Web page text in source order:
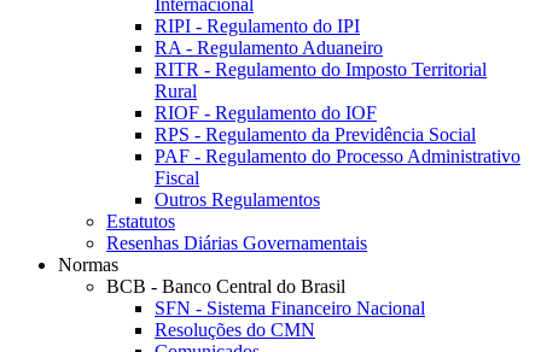
RIPI - Regulamento do IPI
RA - Regulamento Aduaneiro
RITR - Regulamento do Imposto Territorial
Rural
RIOF - Regulamento do IOF
RPS - Regulamento da Previdência Social
PAF - Regulamento do Processo Administrativo
Fiscal
Outros Regulamentos
Estatutos
Resenhas Diárias Governamentais
Normas
BCB - Banco Central do Brasil
SFN - Sistema Financeiro Nacional
Resoluções do CMN